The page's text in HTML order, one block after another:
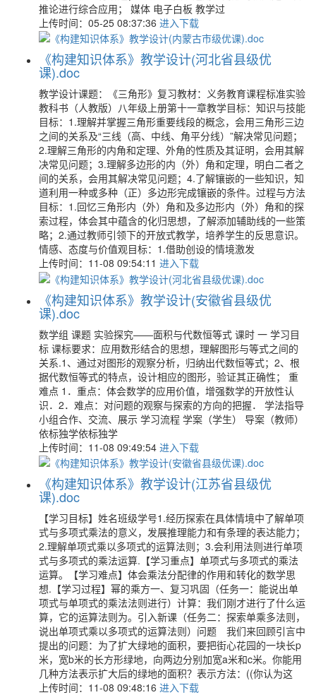
推论进行综合应用； 媒体 电子白板 教学过
上传时间：05-25 08:37:36 进入下载
《构建知识体系》教学设计(河北省县级优
课).doc
教学设计课题：《三角形》复习教材：义务教育课程标准实验
教科书（人教版）八年级上册第十一章教学目标：知识与技能
目标：1.理解并掌握三角形重要线段的概念，会用三角形三边
之间的关系及“三线（高、中线、角平分线）”解决常见问题；
2.理解三角形的内角和定理、外角的性质及其证明，会用其解
决常见问题；3.理解多边形的内（外）角和定理，明白二者之
间的关系，会用其解决常见问题；4.了解镶嵌的一些知识，知
道利用一种或多种（正）多边形完成镶嵌的条件。过程与方法
目标：1.回忆三角形内（外）角和及多边形内（外）角和的探
索过程，体会其中蕴含的化归思想，了解添加辅助线的一些策
略；2.通过教师引领下的开放式教学，培养学生的反思意识。
情感、态度与价值观目标：1.借助创设的情境激发
上传时间：11-08 09:54:11 进入下载
《构建知识体系》教学设计(安徽省县级优
课).doc
数学组 课题 实验探究——面积与代数恒等式 课时 一 学习目
标 课标要求：应用数形结合的思想，理解图形与等式之间的
关系.1、通过对图形的观察分析，归纳出代数恒等式；2、根
据代数恒等式的特点，设计相应的图形，验证其正确性； 重
难点 1．重点：体会数学的应用价值，增强数学的开放性认
识．2．难点：对问题的观察与探索的方向的把握． 学法指导
小组合作、交流、展示 学习流程 学案（学生） 导案（教师）
依标独学依标独学
上传时间：11-08 09:49:54 进入下载
《构建知识体系》教学设计(江苏省县级优
课).doc
【学习目标】姓名班级学号1.经历探索在具体情境中了解单项
式与多项式乘法的意义，发展推理能力和有条理的表达能力；
2.理解单项式乘以多项式的运算法则；3.会利用法则进行单项
式与多项式的乘法运算.【学习重点】单项式与多项式的乘法
运算。【学习难点】体会乘法分配律的作用和转化的数学思
想.【学习过程】幂的乘方一、复习巩固（任务一：能说出单
项式与单项式的乘法法则进行）计算：我们刚才进行了什么运
算，它的运算法则为。引入新课（任务二：探索单乘多法则，
说出单项式乘以多项式的运算法则）问题 我们来回顾引言中
提出的问题：为了扩大绿地的面积，要把街心花园的一块长p
米，宽b米的长方形绿地，向两边分别加宽a米和c米。你能用
几种方法表示扩大后的绿地的面积？表示方法：((你认为这
上传时间：11-08 09:48:16 进入下载